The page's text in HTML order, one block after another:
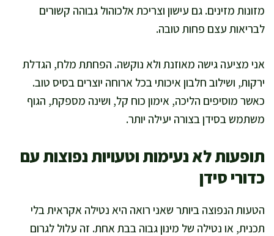
מזונות מזינים. גם עישון וצריכת אלכוהול גבוהה קשורים
לבריאות עצם פחות טובה.
אני מציעה גישה מאוזנת ולא נוקשה. הפחתת מלח, הגדלת
ירקות, ושילוב חלבון איכותי בכל ארוחה יוצרים בסיס טוב.
כאשר מוסיפים הליכה, אימון כוח קל, ושינה מספקת, הגוף
משתמש בסידן בצורה יעילה יותר.
תופעות לא נעימות וטעויות נפוצות עם
כדורי סידן
הטעות הנפוצה ביותר שאני רואה היא נטילה אקראית בלי
תכנית, או נטילה של מינון גבוה בבת אחת. זה עלול לגרום